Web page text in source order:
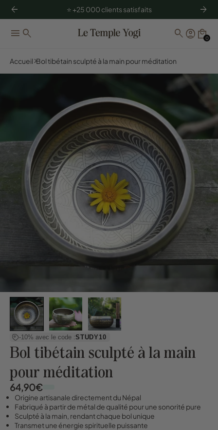
arrow_back arrow_forward
⭐️ +25 000 clients satisfaits
menu search search account_circle local_mall
0
Accueil Bol tibétain sculpté à la main pour méditation
-10% avec le code :STUDY10
Bol tibétain sculpté à la main
pour méditation
64,90€
Origine artisanale directement du Népal
Fabriqué à partir de métal de qualité pour une sonorité pure
Sculpté à la main, rendant chaque bol unique
Transmet une énergie spirituelle puissante